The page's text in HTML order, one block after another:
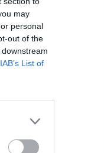
may
personal
out of the
IAB’s List of
LIRE AUSSI
EASYJET
MONTER
AVEC